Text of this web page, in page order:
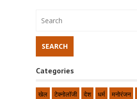
Categories
खेल टेक्नोलॉजी देश धर्म मनोरंजन